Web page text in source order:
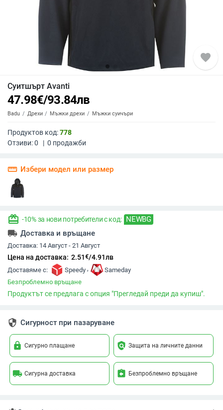
favorite
Суитшърт Avanti
47.98€/93.84лв
Badu Дрехи Мъжки дрехи Мъжки суичъри
Продуктов код:778
Отзиви:0 | 0 продажби
straighten Избери модел или размер
redeem -10% за нови потребители с код: NEWBG
local_shipping Доставка и връщане
Доставка: 14 Август - 21 Август
Цена на доставка: 2.51€/4.91лв
Доставяме с: Speedy ,
Sameday
Безпроблемно връщане
Продуктът се предлага с опция "Прегледай преди да купиш".
security Сигурност при пазаруване
lock Сигурно плащане policy Защита на личните данни
local_shipping Сигурна доставка assignment_return Безпроблемно връщане